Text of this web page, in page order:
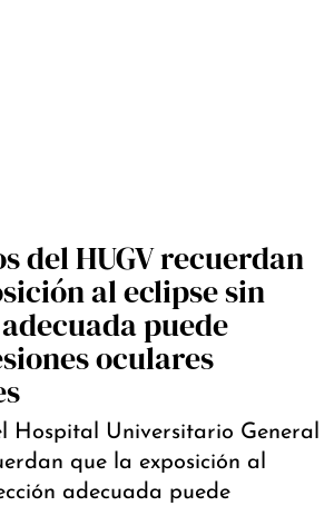
del HUGV recuerdan
al eclipse sin
puede
oculares
Hospital Universitario General
que la exposición al
adecuada puede